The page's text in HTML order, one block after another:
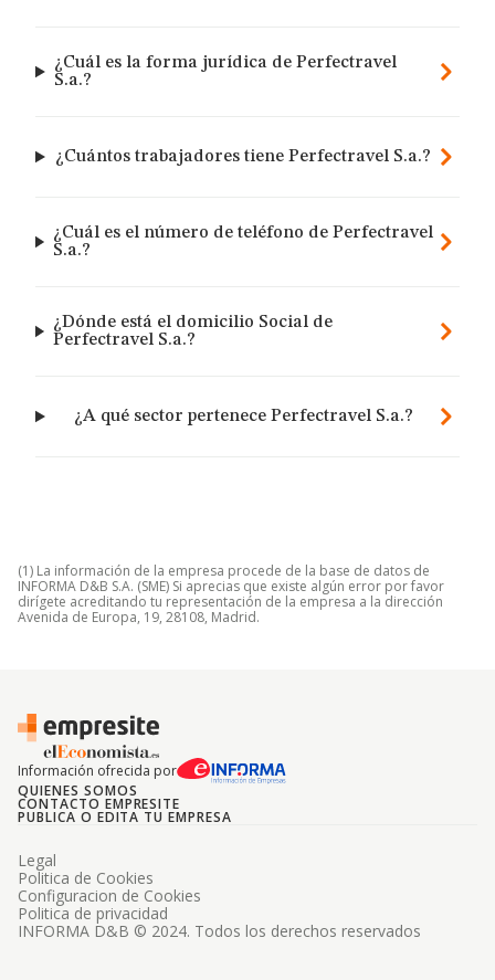
¿Cuál es la forma jurídica de Perfectravel
S.a.?
¿Cuántos trabajadores tiene Perfectravel S.a.?
¿Cuál es el número de teléfono de Perfectravel
S.a.?
¿Dónde está el domicilio Social de
Perfectravel S.a.?
¿A qué sector pertenece Perfectravel S.a.?
(1) La información de la empresa procede de la base de datos de
INFORMA D&B S.A. (SME) Si aprecias que existe algún error por favor
dirígete acreditando tu representación de la empresa a la dirección
Avenida de Europa, 19, 28108, Madrid.
Información ofrecida por
QUIENES SOMOS
CONTACTO EMPRESITE
PUBLICA O EDITA TU EMPRESA
INFORMA D&B © 2024. Todos los derechos reservados
Legal
Politica de Cookies
Configuracion de Cookies
Politica de privacidad